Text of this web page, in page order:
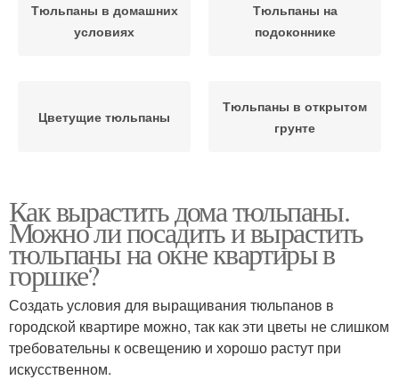
Тюльпаны в домашних
условиях
Тюльпаны на
подоконнике
Цветущие тюльпаны
Тюльпаны в открытом
грунте
Как вырастить дома тюльпаны.
Можно ли посадить и вырастить
тюльпаны на окне квартиры в
горшке?
Создать условия для выращивания тюльпанов в
городской квартире можно, так как эти цветы не слишком
требовательны к освещению и хорошо растут при
искусственном.